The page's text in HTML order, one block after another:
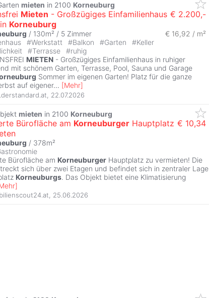
mieten in 2100 Korneuburg
Mieten - Großzügiges Einfamilienhaus
Korneuburg
€ 2.200,-
/ 130m² / 5 Zimmer € 16,92 / m²
#Werkstatt #Balkon #Garten #Keller
#Terrasse #ruhig
MIETEN - Großzügiges Einfamilienhaus in ruhiger
mit schönem Garten, Terrasse, Pool, Sauna und Garage
Sommer im eigenen Garten! Platz für die ganze
auf eigener... [Mehr]
22.07.2026
mieten in 2100 Korneuburg
Bürofläche am Korneuburger Hauptplatz € 10,34
/ 378m²
Bürofläche am Korneuburger Hauptplatz zu vermieten! Die
sich über zwei Etagen und befindet sich in zentraler Lage
Korneuburgs. Das Objekt bietet eine Klimatisierung
]
, 25.06.2026